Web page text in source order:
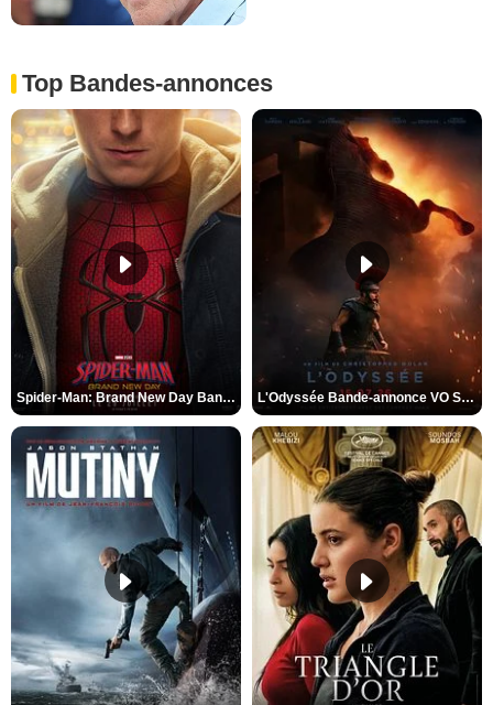
Top Bandes-annonces
Spider-Man: Brand New Day Bande-annonce VO STFR L'Odyssée Bande-annonce VO STFR